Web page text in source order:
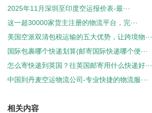
2025年11月深圳至印度空运报价表-最···
这一超30000家货主注册的物流平台，完···
美国空派双清包税运输的五大优势，让跨境物···
国际包裹哪个快递划算(邮寄国际快递哪个便···
怎么寄快递到英国？往英国邮寄用什么快递好···
中国到丹麦空运物流公司-专业快捷的物流服···
相关内容